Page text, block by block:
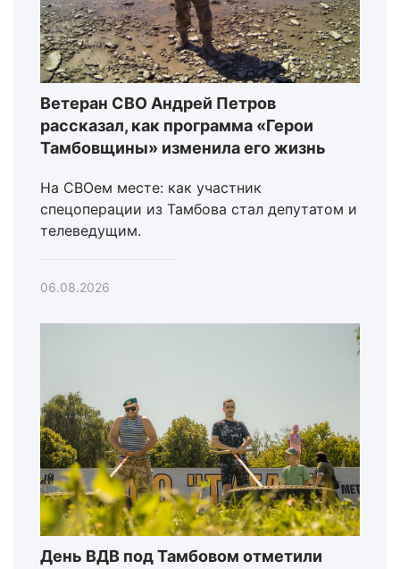
Ветеран СВО Андрей Петров
рассказал, как программа «Герои
Тамбовщины» изменила его жизнь
На СВОем месте: как участник
спецоперации из Тамбова стал депутатом и
телеведущим.
06.08.2026
День ВДВ под Тамбовом отметили